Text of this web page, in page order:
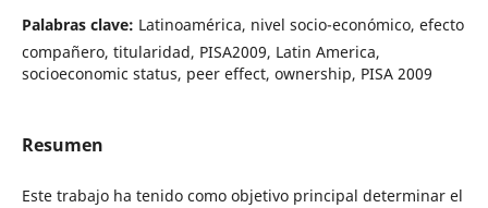
Palabras clave: Latinoamérica, nivel socio-económico, efecto
compañero, titularidad, PISA2009, Latin America,
socioeconomic status, peer effect, ownership, PISA 2009
Resumen
Este trabajo ha tenido como objetivo principal determinar el